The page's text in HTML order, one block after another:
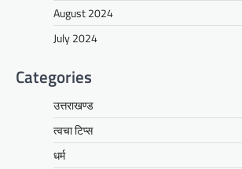
August 2024
July 2024
Categories
उत्तराखण्ड
त्वचा टिप्स
धर्म